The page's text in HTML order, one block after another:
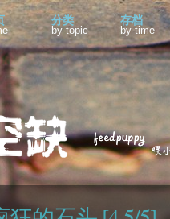
分类
by topic
存档
by time